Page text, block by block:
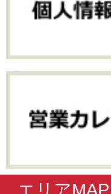
エリアMAP